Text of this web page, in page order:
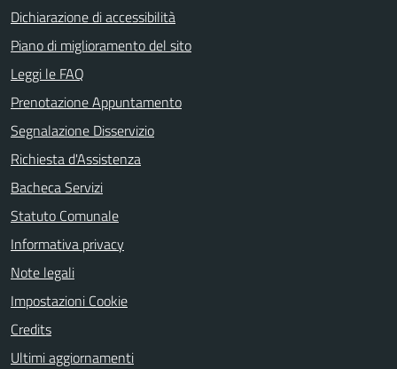
Dichiarazione di accessibilità
Piano di miglioramento del sito
Leggi le FAQ
Prenotazione Appuntamento
Segnalazione Disservizio
Richiesta d'Assistenza
Bacheca Servizi
Statuto Comunale
Informativa privacy
Note legali
Impostazioni Cookie
Credits
Ultimi aggiornamenti